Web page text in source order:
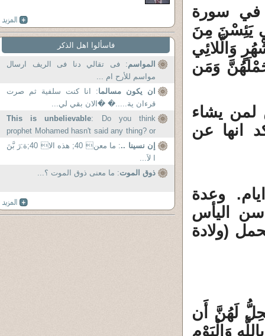
في سورة
يَئِسْنَ مِنَ
وَالَّلائِي
وَمَن
لمن يشاء
(12 آية) ويتأكد انها عن
عدة الأرملة 4 اشهر و10 ايام. وعدة
سن اليأس
(ولادة
لَهُنَّ أَن
وَالْيَوْمِ
فاسألوا اهل الذكر
المواسم: فى تقالي دنا فى الريف ارسال
مواسم للأرح ام ...
ان يكون مسالما: انا كنت سلفية ثم صرت
قرءان ية.....� �الان بقي لي...
This is unbelievable: Do you think
prophet Mohamed hasn't said any thing? or
you think that his C.V. been...
إن نسينا ..
: ما معن 40; هذه الا 40;ة:رَ بَّنَ
ا لاَ...
ذوق الموت: ما معنى ذوق الموت ؟...